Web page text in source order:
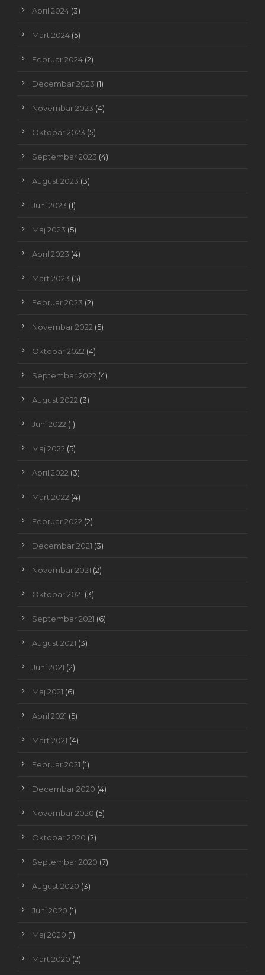
April 2024 (3)
Mart 2024 (5)
Februar 2024 (2)
Decembar 2023 (1)
Novembar 2023 (4)
Oktobar 2023 (5)
Septembar 2023 (4)
August 2023 (3)
Juni 2023 (1)
Maj 2023 (5)
April 2023 (4)
Mart 2023 (5)
Februar 2023 (2)
Novembar 2022 (5)
Oktobar 2022 (4)
Septembar 2022 (4)
August 2022 (3)
Juni 2022 (1)
Maj 2022 (5)
April 2022 (3)
Mart 2022 (4)
Februar 2022 (2)
Decembar 2021 (3)
Novembar 2021 (2)
Oktobar 2021 (3)
Septembar 2021 (6)
August 2021 (3)
Juni 2021 (2)
Maj 2021 (6)
April 2021 (5)
Mart 2021 (4)
Februar 2021 (1)
Decembar 2020 (4)
Novembar 2020 (5)
Oktobar 2020 (2)
Septembar 2020 (7)
August 2020 (3)
Juni 2020 (1)
Maj 2020 (1)
Mart 2020 (2)